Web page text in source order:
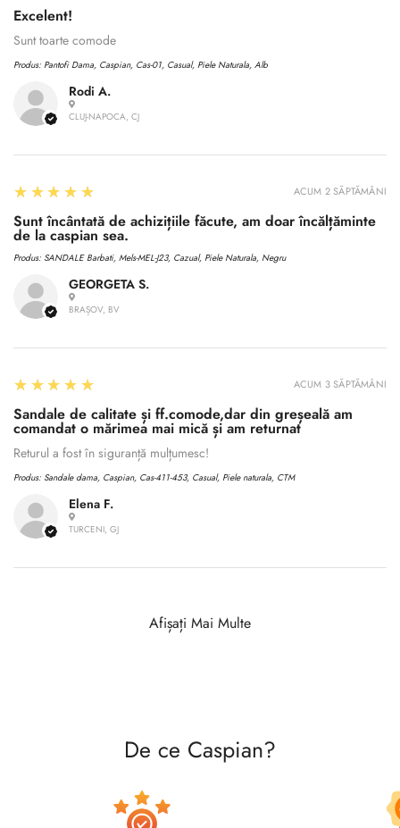
Rodi A.
CLUJ-NAPOCA, CJ
Excelent!
Sunt toarte comode
Produs: Pantofi Dama, Caspian, Cas-01, Casual, Piele Naturala, Alb
GEORGETA S.
BRAȘOV, BV
5
★★★★★
Sunt încântată de achizițiile făcute, am doar încălțăminte
de la caspian sea.
Produs: SANDALE Barbati, Mels-MEL-J23, Cazual, Piele Naturala, Negru
ACUM 2 SĂPTĂMÂNI
Elena F.
TURCENI, GJ
5
★★★★★
Sandale de calitate și ff.comode,dar din greșeală am
comandat o mărimea mai mică și am returnat
Returul a fost în siguranță mulțumesc!
Produs: Sandale dama, Caspian, Cas-411-453, Casual, Piele naturala, CTM
ACUM 3 SĂPTĂMÂNI
Afișați Mai Multe
De ce Caspian?